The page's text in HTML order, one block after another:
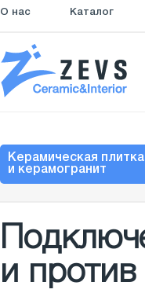
О нас Каталог
Керамическая плитка
и керамогранит
и против